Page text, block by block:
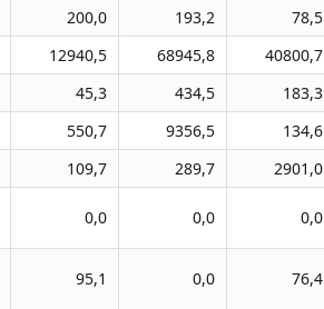
200,0 193,2 78,5
12940,5 68945,8 40800,7
45,3 434,5 183,3
550,7 9356,5 134,6
109,7 289,7 2901,0
0,0 0,0 0,0
95,1 0,0 76,4